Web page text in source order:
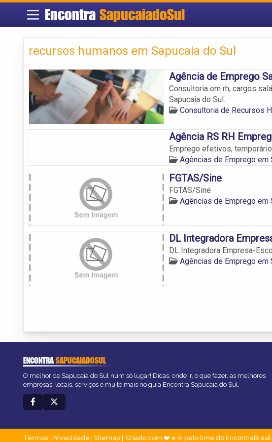
Encontra SapucaiadoSul
recursos humanos em Sapucaia do Sul
Agência de Emprego
Consultoria em rh, cargos
Sapucaia do Sul.
Consultoria de Recursos
Agência RS RH
Emprego efetivos,
Agências de Emprego em
FGTAS/Sine
FGTAS/Sine
Agências de Emprego em
DL Integradora
DL Integradora Empresa-
Agências de Emprego em
ENCONTRASAPUCAIADOSUL
O melhor de Sapucaia do Sul num só lugar! Dicas, onde ir, o que fazer, as melhores
empresas, locais, serviços e muito mais no guia Encontra Sapucaia do Sul.
Termos Privacidade Sitemap Criado com ❤️ e ☕ pelo time do EncontraBrasil